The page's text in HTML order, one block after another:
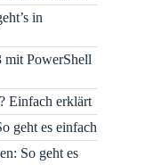
in
mit PowerShell
Einfach erklärt
geht es einfach
So geht es